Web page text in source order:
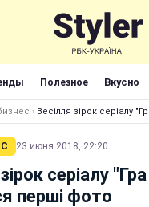
Полезное Вкусно
› Весілля зірок серіалу
23 июня 2018, 22:20
серіалу
перші фото